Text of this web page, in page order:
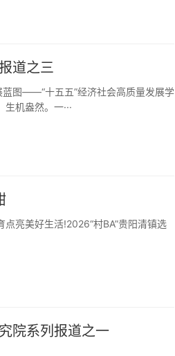
道之三
图——“十五五”经济社会高质量发展学
机盎然。一···
院系列报道之一